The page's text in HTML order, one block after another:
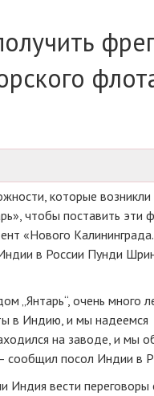
которые возникли
чтобы поставить эти
«Нового
в России Пунди
„Янтарь“, очень много
в Индию, и мы надеемся
на заводе, и мы
сообщил посол Индии в
вести переговоры